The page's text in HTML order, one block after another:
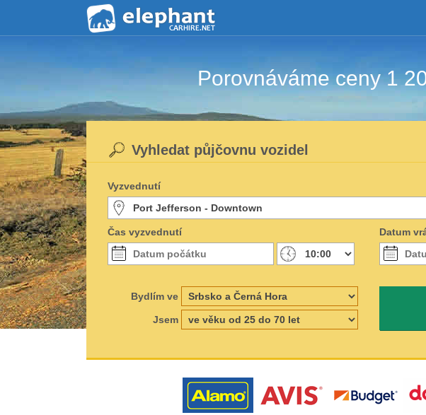
Porovnáváme ceny 1
Vyhledat půjčovnu vozidel
Vyzvednutí
Čas vyzvednutí Datum
Bydlím ve
Jsem